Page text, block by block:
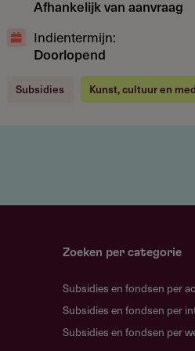
Afhankelijk van aanvraag
Indientermijn:
Doorlopend
Subsidies Kunst, cultuur en
Zoeken per categorie
Subsidies en fondsen per
Subsidies en fondsen per
Subsidies en fondsen per